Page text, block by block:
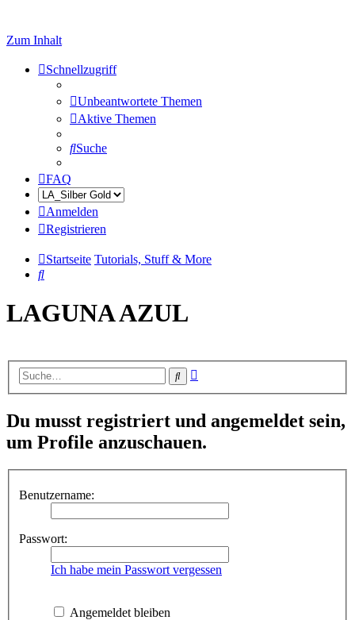
Zum Inhalt
Schnellzugriff
Unbeantwortete Themen
Aktive Themen
Suche
FAQ
Anmelden
Registrieren
Startseite Tutorials, Stuff & More
Suche
LAGUNA AZUL
Suche
Du musst registriert und angemeldet sein,
um Profile anzuschauen.
Benutzername:
Passwort:
Ich habe mein Passwort vergessen
Angemeldet bleiben